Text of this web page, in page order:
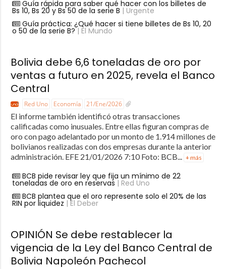
Guía rápida para saber qué hacer con los billetes de
Bs 10, Bs 20 y Bs 50 de la serie B | Urgente
Guía práctica: ¿Qué hacer si tiene billetes de Bs 10, 20
o 50 de la serie B? | El Mundo
Bolivia debe 6,6 toneladas de oro por
ventas a futuro en 2025, revela el Banco
Central
Red Uno Economía 21/Ene/2026
El informe también identificó otras transacciones
calificadas como inusuales. Entre ellas figuran compras de
oro con pago adelantado por un monto de 1.914 millones de
bolivianos realizadas con dos empresas durante la anterior
administración. EFE 21/01/2026 7:10 Foto: BCB... + más
BCB pide revisar ley que fija un mínimo de 22
toneladas de oro en reservas | Red Uno
BCB plantea que el oro represente solo el 20% de las
RIN por liquidez | El Deber
OPINIÓN Se debe restablecer la
vigencia de la Ley del Banco Central de
Bolivia Napoleón Pachecol